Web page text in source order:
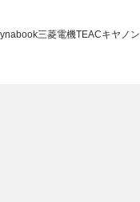
三菱電機TEACキヤノン